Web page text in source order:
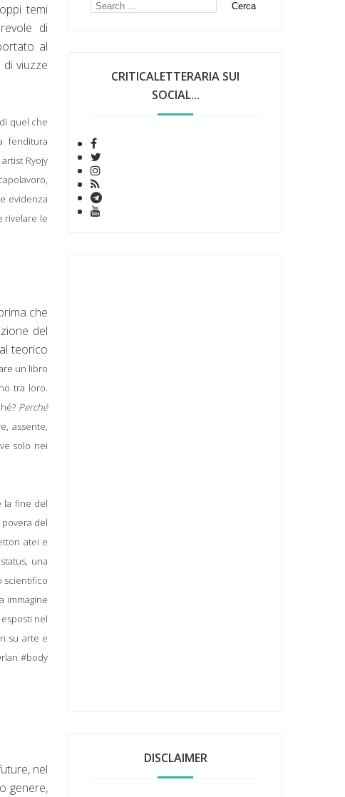
temi
di
al
viuzze
quel che
fenditura
Ryojy
evidenza
rivelare le
che
del
teorico
un libro
tra loro.
Perché
assente,
solo nei
la fine del
del
atei e
una
scientifico
immagine
nel
su arte e
#body
nel
genere,
CRITICALETTERARIA SUI
SOCIAL...
DISCLAIMER